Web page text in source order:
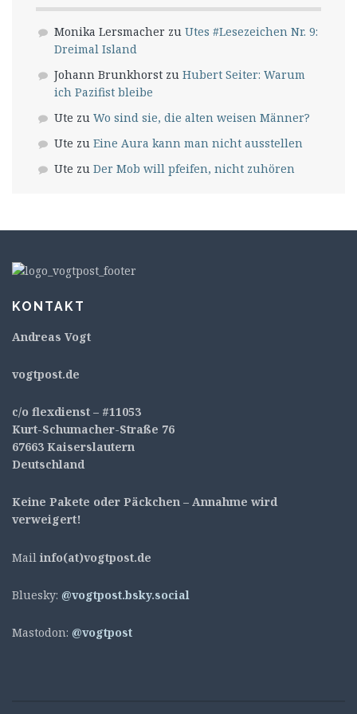
Monika Lersmacher zu Utes #Lesezeichen Nr. 9:
Dreimal Island
Johann Brunkhorst zu Hubert Seiter: Warum
ich Pazifist bleibe
Ute zu Wo sind sie, die alten weisen Männer?
Ute zu Eine Aura kann man nicht ausstellen
Ute zu Der Mob will pfeifen, nicht zuhören
KONTAKT
Andreas Vogt
vogtpost.de
c/o flexdienst – #11053
Kurt-Schumacher-Straße 76
67663 Kaiserslautern
Deutschland
Keine Pakete oder Päckchen – Annahme wird
verweigert!
Mail info(at)vogtpost.de
Bluesky: @vogtpost.bsky.social
Mastodon: @vogtpost